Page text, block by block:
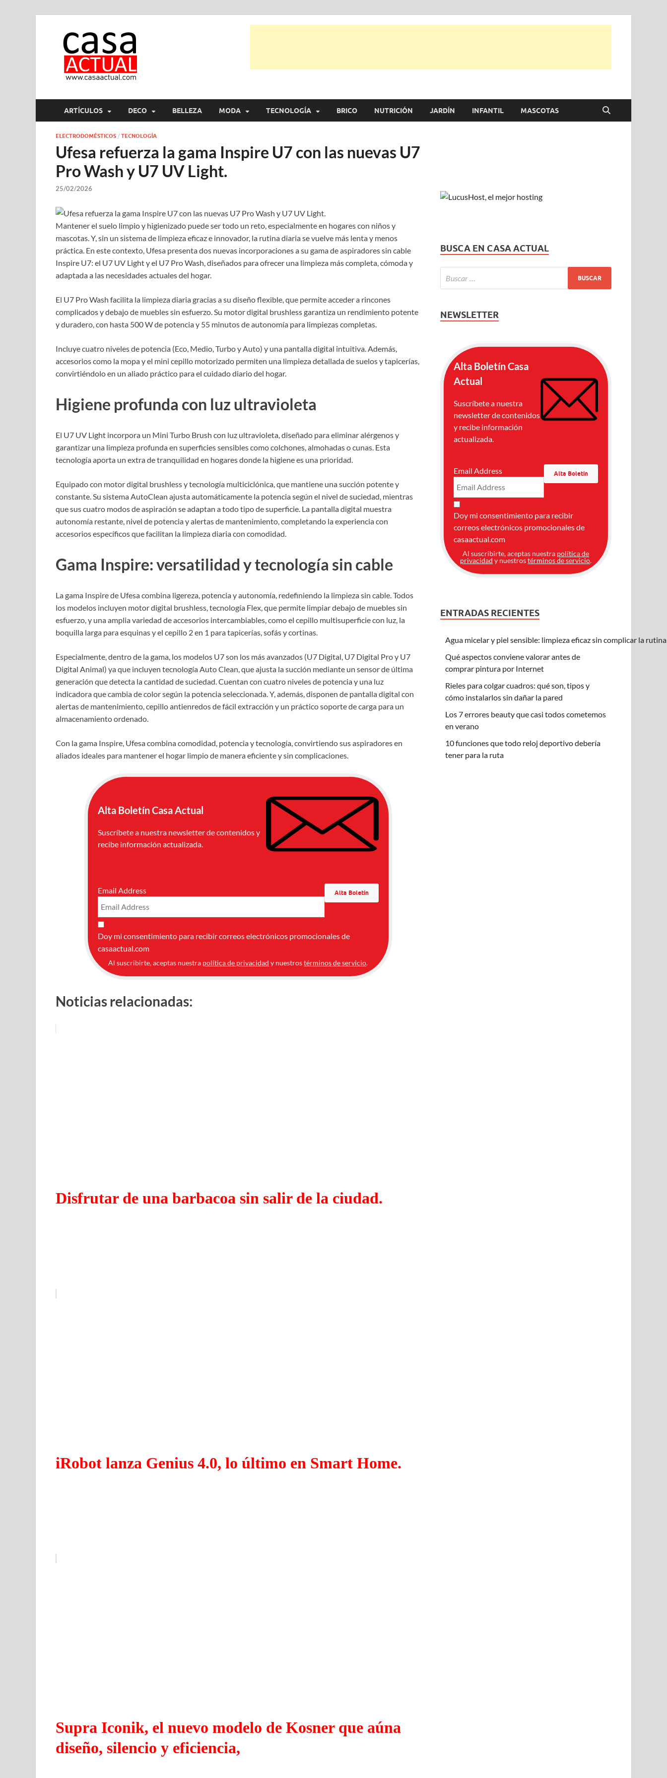
ARTÍCULOS DECO BELLEZA MODA TECNOLOGÍA BRICO NUTRICIÓN JARDÍN INFANTIL MASCOTAS
ELECTRODOMÉSTICOS / TECNOLOGÍA
Ufesa refuerza la gama Inspire U7 con las nuevas U7
Pro Wash y U7 UV Light.
25/02/2026
Mantener el suelo limpio y higienizado puede ser todo un reto, especialmente en hogares con niños y
mascotas. Y, sin un sistema de limpieza eficaz e innovador, la rutina diaria se vuelve más lenta y menos
práctica. En este contexto, Ufesa presenta dos nuevas incorporaciones a su gama de aspiradores sin cable
Inspire U7: el U7 UV Light y el U7 Pro Wash, diseñados para ofrecer una limpieza más completa, cómoda y
adaptada a las necesidades actuales del hogar.
El U7 Pro Wash facilita la limpieza diaria gracias a su diseño flexible, que permite acceder a rincones
complicados y debajo de muebles sin esfuerzo. Su motor digital brushless garantiza un rendimiento potente
y duradero, con hasta 500 W de potencia y 55 minutos de autonomía para limpiezas completas.
Incluye cuatro niveles de potencia (Eco, Medio, Turbo y Auto) y una pantalla digital intuitiva. Además,
accesorios como la mopa y el mini cepillo motorizado permiten una limpieza detallada de suelos y tapicerías,
convirtiéndolo en un aliado práctico para el cuidado diario del hogar.
Higiene profunda con luz ultravioleta
El U7 UV Light incorpora un Mini Turbo Brush con luz ultravioleta, diseñado para eliminar alérgenos y
garantizar una limpieza profunda en superficies sensibles como colchones, almohadas o cunas. Esta
tecnología aporta un extra de tranquilidad en hogares donde la higiene es una prioridad.
Equipado con motor digital brushless y tecnología multiciclónica, que mantiene una succión potente y
constante. Su sistema AutoClean ajusta automáticamente la potencia según el nivel de suciedad, mientras
que sus cuatro modos de aspiración se adaptan a todo tipo de superficie. La pantalla digital muestra
autonomía restante, nivel de potencia y alertas de mantenimiento, completando la experiencia con
accesorios específicos que facilitan la limpieza diaria con comodidad.
Gama Inspire: versatilidad y tecnología sin cable
La gama Inspire de Ufesa combina ligereza, potencia y autonomía, redefiniendo la limpieza sin cable. Todos
los modelos incluyen motor digital brushless, tecnología Flex, que permite limpiar debajo de muebles sin
esfuerzo, y una amplia variedad de accesorios intercambiables, como el cepillo multisuperficie con luz, la
boquilla larga para esquinas y el cepillo 2 en 1 para tapicerías, sofás y cortinas.
Especialmente, dentro de la gama, los modelos U7 son los más avanzados (U7 Digital, U7 Digital Pro y U7
Digital Animal) ya que incluyen tecnología Auto Clean, que ajusta la succión mediante un sensor de última
generación que detecta la cantidad de suciedad. Cuentan con cuatro niveles de potencia y una luz
indicadora que cambia de color según la potencia seleccionada. Y, además, disponen de pantalla digital con
alertas de mantenimiento, cepillo antienredos de fácil extracción y un práctico soporte de carga para un
almacenamiento ordenado.
Con la gama Inspire, Ufesa combina comodidad, potencia y tecnología, convirtiendo sus aspiradores en
aliados ideales para mantener el hogar limpio de manera eficiente y sin complicaciones.
Alta Boletín Casa Actual
Suscríbete a nuestra newsletter de contenidos y
recibe información actualizada.
Email Address
Doy mi consentimiento para recibir correos electrónicos promocionales de
casaactual.com
Al suscribirte, aceptas nuestra política de privacidad y nuestrostérminos de servicio.
Noticias relacionadas:
Disfrutar de una barbacoa sin salir de la ciudad.
iRobot lanza Genius 4.0, lo último en Smart Home.
Supra Iconik, el nuevo modelo de Kosner que aúna
diseño, silencio y eficiencia,
BUSCA EN CASA ACTUAL
NEWSLETTER
Alta Boletín Casa
Actual
Suscríbete a nuestra
newsletter de contenidos
y recibe información
actualizada.
Email Address
Doy mi consentimiento para recibir
correos electrónicos promocionales de
casaactual.com
Al suscribirte, aceptas nuestra política de
privacidad y nuestrostérminos de servicio.
ENTRADAS RECIENTES
Agua micelar y piel sensible: limpieza eficaz sin complicar la
Qué aspectos conviene valorar antes de
comprar pintura por Internet
Rieles para colgar cuadros: qué son, tipos y
cómo instalarlos sin dañar la pared
Los 7 errores beauty que casi todos cometemos
en verano
10 funciones que todo reloj deportivo debería
tener para la ruta